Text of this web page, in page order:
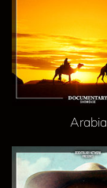
Arabia